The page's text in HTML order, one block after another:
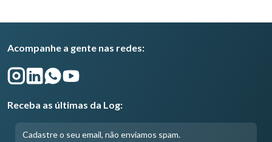
Acompanhe a gente nas redes:
Receba as últimas da Log: